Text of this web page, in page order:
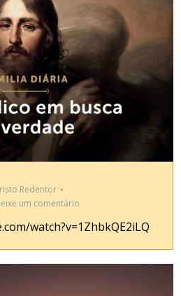
Redentor
um comentário
watch?v=1ZhbkQE2iLQ